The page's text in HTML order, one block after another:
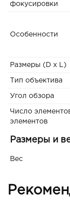
фокусировки
Особенности
Размеры (D x L)
Тип объектива
Угол обзора
Число
элементов
Размеры и
Вес